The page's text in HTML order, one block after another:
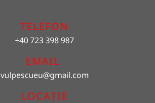
TELEFON
+40 723 398 987
EMAIL
vulpescueu@gmail.com
LOCAȚIE